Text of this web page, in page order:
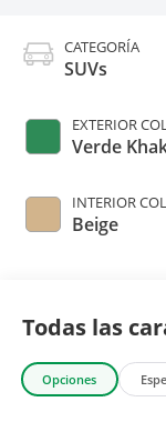
CATEGORÍA
SUVs
EXTERIOR
Verde
INTERIOR
Beige
Todas las
Opciones